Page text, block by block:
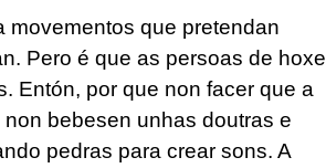
que pretendan
Pero é que as persoas de hoxe
Entón, por que non facer que a
bebesen unhas doutras e
pedras para crear sons. A